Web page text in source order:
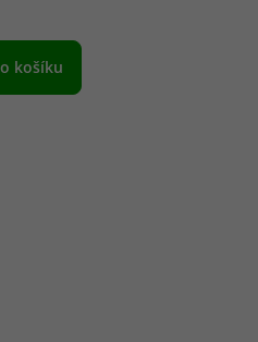
hodnocení
produktu
košíku